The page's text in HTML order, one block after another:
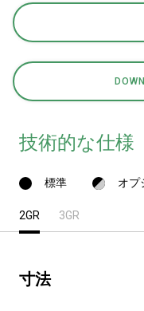
技術的な仕様
標準 オプ
2GR 3GR
寸法